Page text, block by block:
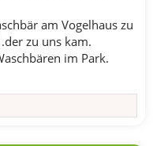
am Vogelhaus zu
zu uns kam.
im Park.